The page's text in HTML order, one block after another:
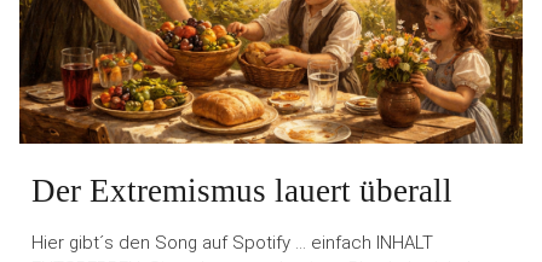
Der Extremismus lauert überall
Hier gibt´s den Song auf Spotify … einfach INHALT